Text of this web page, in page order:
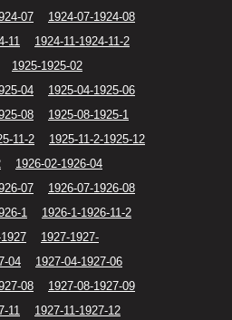
07
1924-07-1924-08
11
1924-11-1924-11-2
1925-1925-02
04
1925-04-1925-06
08
1925-08-1925-1
11-2
1925-11-2-1925-12
1926-02-1926-04
07
1926-07-1926-08
1
1926-1-1926-11-2
1927-1927-
04
1927-04-1927-06
08
1927-08-1927-09
11 1927-11-1927-12